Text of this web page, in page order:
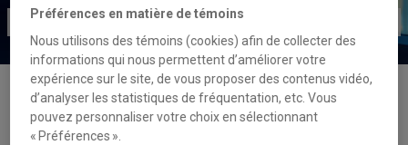
Livres numériques
Type de message :Info
Préférences en matière de témoins
Nous utilisons des témoins (cookies) afin de collecter des
informations qui nous permettent d’améliorer votre
expérience sur le site, de vous proposer des contenus vidéo,
d’analyser les statistiques de fréquentation, etc. Vous
pouvez personnaliser votre choix en sélectionnant
« Préférences ».